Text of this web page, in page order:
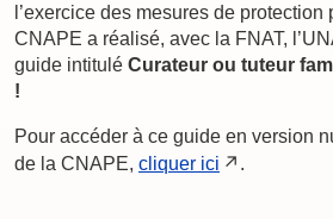
l’exercice des mesures de
CNAPE a réalisé, avec la FNAT,
guide intitulé Curateur ou tuteur
!
Pour accéder à ce guide en version
de la CNAPE, cliquer ici .